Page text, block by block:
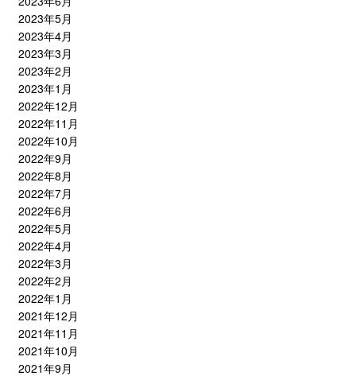
2023年5月
2023年4月
2023年3月
2023年2月
2023年1月
2022年12月
2022年11月
2022年10月
2022年9月
2022年8月
2022年7月
2022年6月
2022年5月
2022年4月
2022年3月
2022年2月
2022年1月
2021年12月
2021年11月
2021年10月
2021年9月